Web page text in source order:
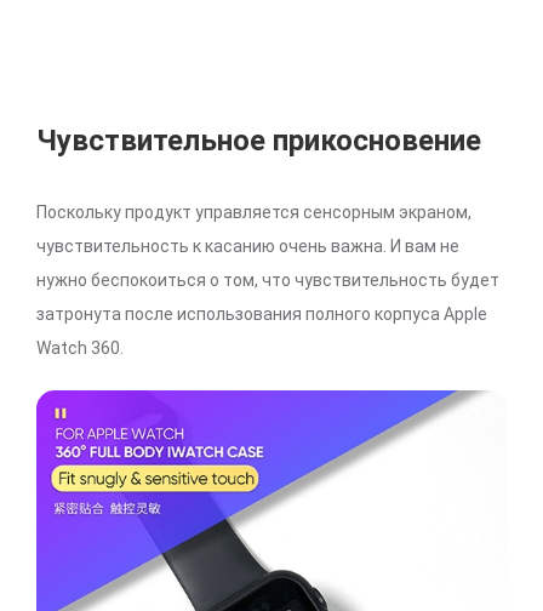
Чувствительное прикосновение
Поскольку продукт управляется сенсорным экраном,
чувствительность к касанию очень важна. И вам не
нужно беспокоиться о том, что чувствительность будет
затронута после использования полного корпуса Apple
Watch 360.